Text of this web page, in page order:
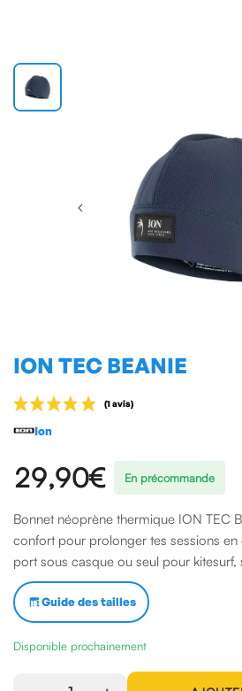
ION TEC BEANIE
(1 avis)
Ion
29,90€ En précommande
Bonnet néoprène thermique ION TEC
confort pour prolonger tes sessions
port sous casque ou seul pour kitesurf,
Guide des tailles
Disponible prochainement